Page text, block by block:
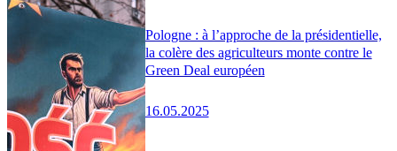
Pologne : à l’approche de la présidentielle,
la colère des agriculteurs monte contre le
Green Deal européen
16.05.2025